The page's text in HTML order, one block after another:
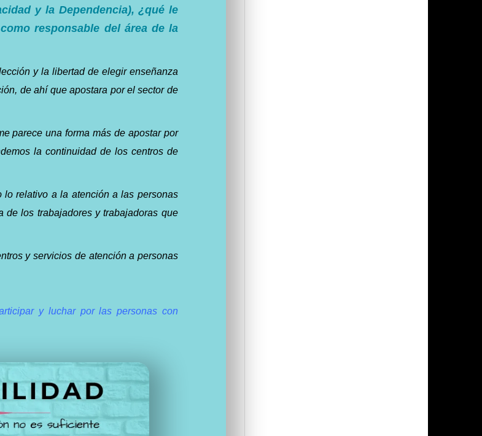
y la Dependencia), ¿qué le
como responsable del área de la
y la libertad de elegir enseñanza
de ahí que apostara por el sector de
parece una forma más de apostar por
la continuidad de los centros de
relativo a la atención a las personas
de los trabajadores y trabajadoras que
y servicios de atención a personas
y luchar por las personas con